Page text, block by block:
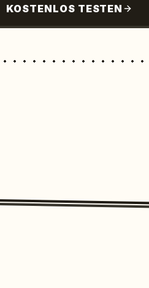
KOSTENLOS TESTEN